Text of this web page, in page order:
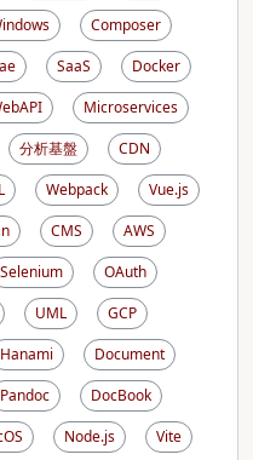
Composer
SaaS
Docker
Microservices
分析基盤
CDN
Webpack
Vue.js
CMS
AWS
Selenium
OAuth
UML
GCP
Hanami
Document
Pandoc
DocBook
Node.js Vite